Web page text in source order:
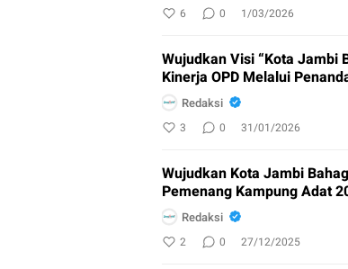
6 0 1/03/2026
Wujudkan Visi “Kota Jambi
Kinerja OPD Melalui
Redaksi
3 0 31/01/2026
Wujudkan Kota Jambi
Pemenang Kampung Adat
Redaksi
2 0 27/12/2025